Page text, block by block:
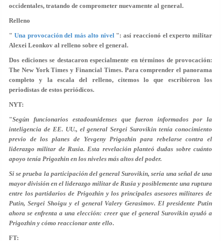
occidentales, tratando de comprometer nuevamente al general.
Relleno
" Una provocación del más alto nivel": así reaccionó el experto militar
Alexei Leonkov al relleno sobre el general.
Dos ediciones se destacaron especialmente en términos de provocación:
The New York Times y Financial Times. Para comprender el panorama
completo y la escala del relleno, citemos lo que escribieron los
periodistas de estos periódicos.
NYT:
"Según funcionarios estadounidenses que fueron informados por la
inteligencia de EE. UU., el general Sergei Surovikin tenía conocimiento
previo de los planes de Yevgeny Prigozhin para rebelarse contra el
liderazgo militar de Rusia. Esta revelación planteó dudas sobre cuánto
apoyo tenía Prigozhin en los niveles más altos del poder.
Si se prueba la participación del general Surovikin, sería una señal de una
mayor división en el liderazgo militar de Rusia y posiblemente una ruptura
entre los partidarios de Prigozhin y los principales asesores militares de
Putin, Sergei Shoigu y el general Valery Gerasimov. El presidente Putin
ahora se enfrenta a una elección: creer que el general Surovikin ayudó a
Prigozhin y cómo reaccionar ante ello.
FT: